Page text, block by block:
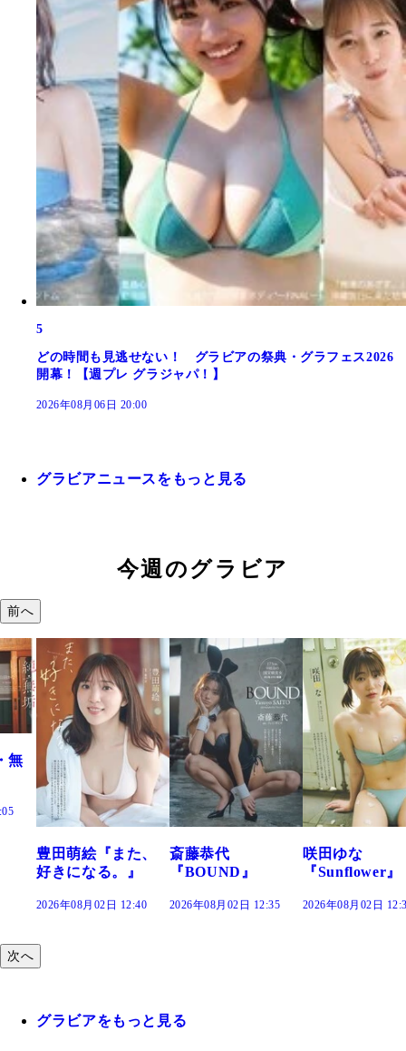
5
どの時間も見逃せない！ グラビアの祭典・グラフェス2026
開幕！【週プレ グラジャパ！】
2026年08月06日 20:00
グラビアニュースをもっと見る
今週のグラビア
前へ
斎藤恭代
『BOUND』
2026年08月02日 12:35
咲田ゆな
『Sunflower』
2026年08月02日 12:30
藤水咲桜『花
だまり』
2026年08月02日
次へ
グラビアをもっと見る